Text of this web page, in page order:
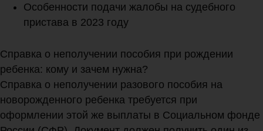
Особенности подачи жалобы на судебного
пристава в 2023 году
Справка о неполучении пособия при рождении
ребенка: кому и зачем нужна?
Справка о неполучении разового пособия на
новорожденного ребенка требуется при
оформлении этой же выплаты в Социальном фонде